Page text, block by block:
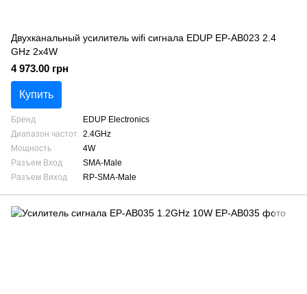
Двухканальный усилитель wifi сигнала EDUP EP-AB023 2.4
GHz 2x4W
4 973.00 грн
Купить
Бренд
EDUP Electronics
Диапазон частот
2.4GHz
Мощность
4W
Разъем Вход
SMA-Male
Разъем Виход
RP-SMA-Male